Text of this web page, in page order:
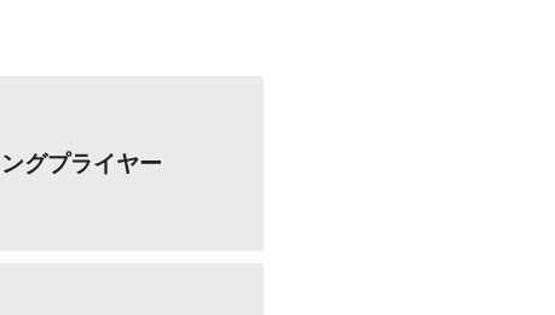
グプライヤー